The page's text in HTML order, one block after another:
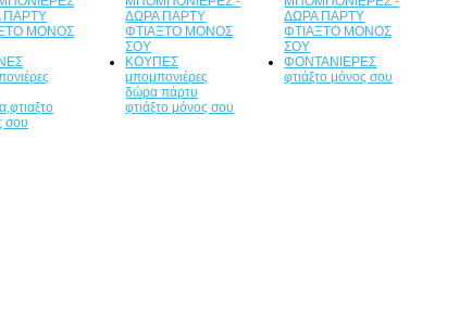
ΠΑΡΤΥ
ΜΟΝΟΣ
σου
ΔΩΡΑ ΠΑΡΤΥ
ΦΤΙΑΞΤΟ ΜΟΝΟΣ
ΣΟΥ
ΚΟΥΠΕΣ
μπομπονιέρες
δώρα πάρτυ
φτιάξτο μόνος σου
ΔΩΡΑ ΠΑΡΤΥ
ΦΤΙΑΞΤΟ ΜΟΝΟΣ
ΣΟΥ
ΦΟΝΤΑΝΙΕΡΕΣ
φτιάξτο μόνος σου